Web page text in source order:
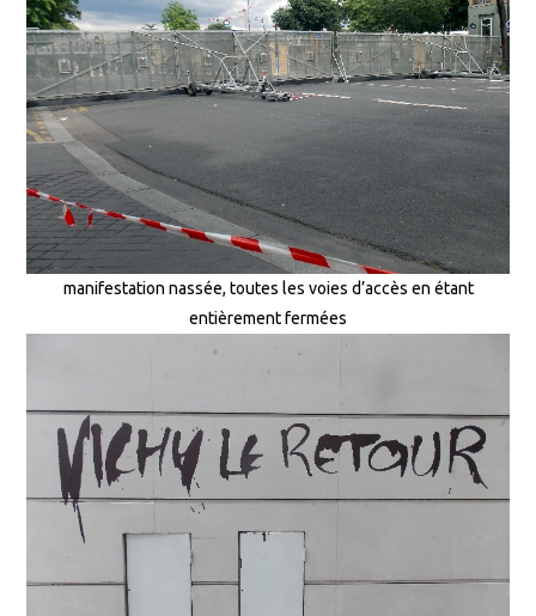
manifestation nassée, toutes les voies d’accès en étant
entièrement fermées